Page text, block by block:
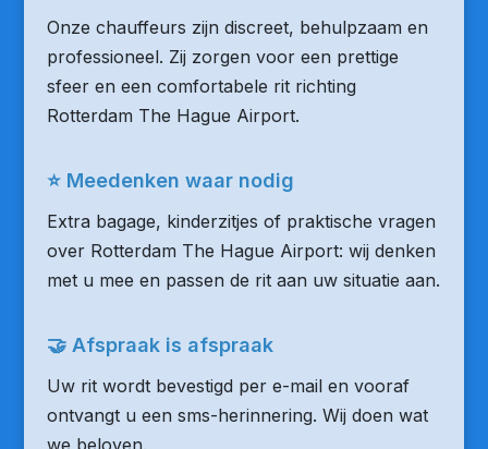
Onze chauffeurs zijn discreet, behulpzaam en
professioneel. Zij zorgen voor een prettige
sfeer en een comfortabele rit richting
Rotterdam The Hague Airport.
⭐ Meedenken waar nodig
Extra bagage, kinderzitjes of praktische vragen
over Rotterdam The Hague Airport: wij denken
met u mee en passen de rit aan uw situatie aan.
🤝 Afspraak is afspraak
Uw rit wordt bevestigd per e-mail en vooraf
ontvangt u een sms-herinnering. Wij doen wat
we beloven.